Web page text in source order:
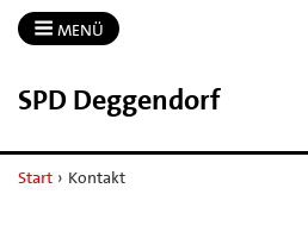
MENÜ
SPD Deggendorf
Start › Kontakt